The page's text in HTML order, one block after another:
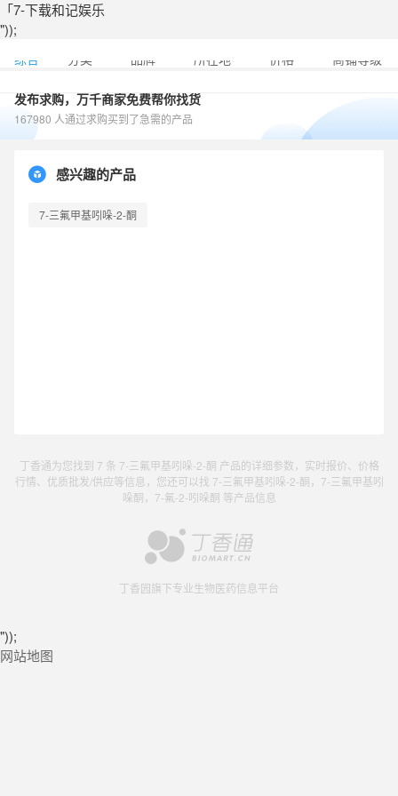
「7-下载和记娱乐
"));
综合 分类 品牌 所在地 价格 商铺等级
发布求购，万千商家免费帮你找货
167980 人通过求购买到了急需的产品
感兴趣的产品
7-三氟甲基吲哚-2-酮
丁香通为您找到 7 条 7-三氟甲基吲哚-2-酮 产品的详细参数，实时报价、价格
行情、优质批发/供应等信息，您还可以找 7-三氟甲基吲哚-2-酮，7-三氟甲基吲
哚酮，7-氟-2-吲哚酮 等产品信息
丁香园旗下专业生物医药信息平台
"));
网站地图